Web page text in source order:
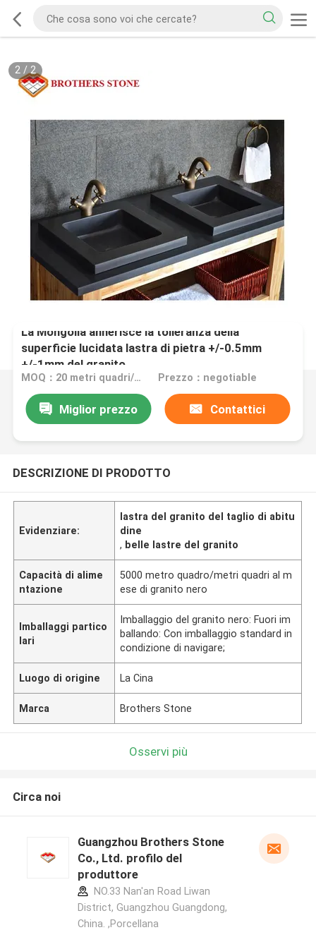
2/2
La Mongolia annerisce la tolleranza della
superficie lucidata lastra di pietra +/-0.5mm
+/-1mm del granito
MOQ：20 metri quadri/quadrato Prezzo：negotiable
Miglior prezzo Contattici
DESCRIZIONE DI PRODOTTO
Evidenziare:
lastra del granito del taglio di abitu
dine
, belle lastre del granito
Capacità di alime
ntazione
5000 metro quadro/metri quadri al m
ese di granito nero
Imballaggi partico
lari
Imballaggio del granito nero: Fuori im
ballando: Con imballaggio standard in
condizione di navigare;
Luogo di origine La Cina
Marca Brothers Stone
Osservi più
Circa noi
Guangzhou Brothers Stone
Co., Ltd. profilo del
produttore
NO.33 Nan'an Road Liwan
District, Guangzhou Guangdong,
China. ,Porcellana